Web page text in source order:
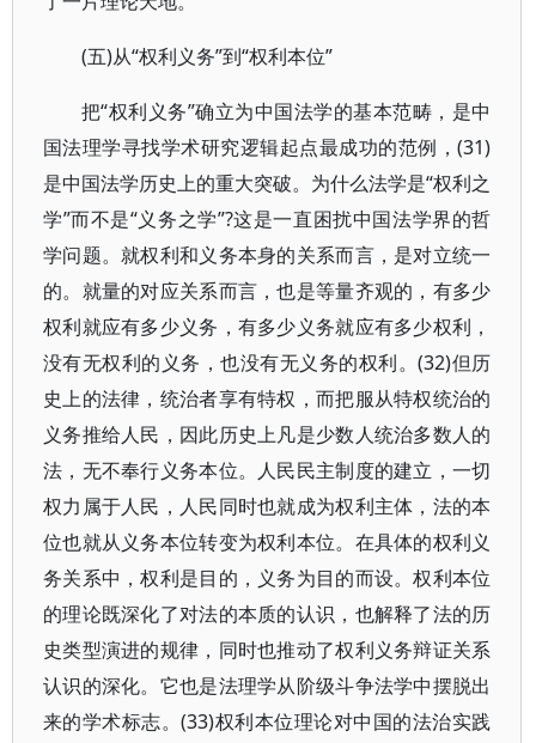
(五)从“权利义务”到“权利本位”
把“权利义务”确立为中国法学的基本范畴，是中
国法理学寻找学术研究逻辑起点最成功的范例，(31)
是中国法学历史上的重大突破。为什么法学是“权利之
学”而不是“义务之学”?这是一直困扰中国法学界的哲
学问题。就权利和义务本身的关系而言，是对立统一
的。就量的对应关系而言，也是等量齐观的，有多少
权利就应有多少义务，有多少义务就应有多少权利，
没有无权利的义务，也没有无义务的权利。(32)但历
史上的法律，统治者享有特权，而把服从特权统治的
义务推给人民，因此历史上凡是少数人统治多数人的
法，无不奉行义务本位。人民民主制度的建立，一切
权力属于人民，人民同时也就成为权利主体，法的本
位也就从义务本位转变为权利本位。在具体的权利义
务关系中，权利是目的，义务为目的而设。权利本位
的理论既深化了对法的本质的认识，也解释了法的历
史类型演进的规律，同时也推动了权利义务辩证关系
认识的深化。它也是法理学从阶级斗争法学中摆脱出
来的学术标志。(33)权利本位理论对中国的法治实践